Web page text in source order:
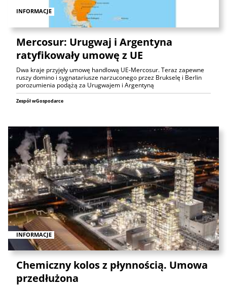
INFORMACJE
Mercosur: Urugwaj i Argentyna
ratyfikowały umowę z UE
Dwa kraje przyjęły umowę handlową UE-Mercosur. Teraz zapewne
ruszy domino i sygnatariusze narzuconego przez Brukselę i Berlin
porozumienia podążą za Urugwajem i Argentyną
Zespół wGospodarce
INFORMACJE
Chemiczny kolos z płynnością. Umowa
przedłużona